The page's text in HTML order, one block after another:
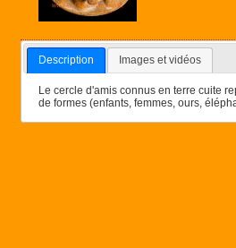
Description Images et vidéos
Le cercle d'amis connus en terre cuite
de formes (enfants, femmes, ours,